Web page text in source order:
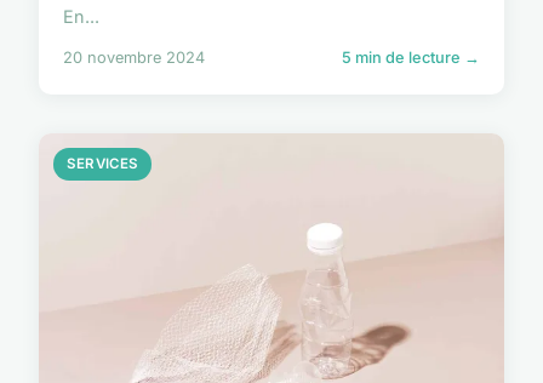
En...
20 novembre 2024 5 min de lecture →
SERVICES